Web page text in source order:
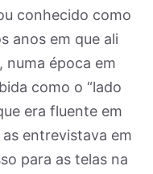
conhecido como
anos em que ali
época em
como o “lado
era fluente em
entrevistava em
para as telas na